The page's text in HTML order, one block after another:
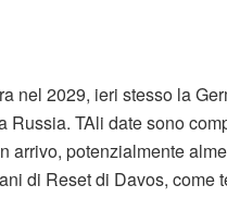
nel 2029, ieri stesso la
Russia. TAli date sono
arrivo, potenzialmente
di Reset di Davos, come